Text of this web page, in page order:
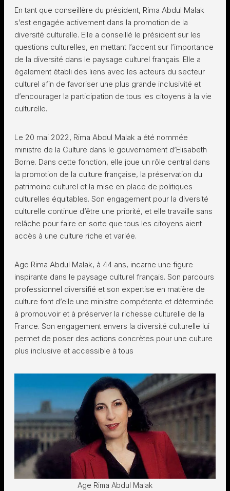
En tant que conseillère du président, Rima Abdul Malak
s’est engagée activement dans la promotion de la
diversité culturelle. Elle a conseillé le président sur les
questions culturelles, en mettant l’accent sur l’importance
de la diversité dans le paysage culturel français. Elle a
également établi des liens avec les acteurs du secteur
culturel afin de favoriser une plus grande inclusivité et
d’encourager la participation de tous les citoyens à la vie
culturelle.
Le 20 mai 2022, Rima Abdul Malak a été nommée
ministre de la Culture dans le gouvernement d’Elisabeth
Borne. Dans cette fonction, elle joue un rôle central dans
la promotion de la culture française, la préservation du
patrimoine culturel et la mise en place de politiques
culturelles équitables. Son engagement pour la diversité
culturelle continue d’être une priorité, et elle travaille sans
relâche pour faire en sorte que tous les citoyens aient
accès à une culture riche et variée.
Age Rima Abdul Malak, à 44 ans, incarne une figure
inspirante dans le paysage culturel français. Son parcours
professionnel diversifié et son expertise en matière de
culture font d’elle une ministre compétente et déterminée
à promouvoir et à préserver la richesse culturelle de la
France. Son engagement envers la diversité culturelle lui
permet de poser des actions concrètes pour une culture
plus inclusive et accessible à tous
Age Rima Abdul Malak